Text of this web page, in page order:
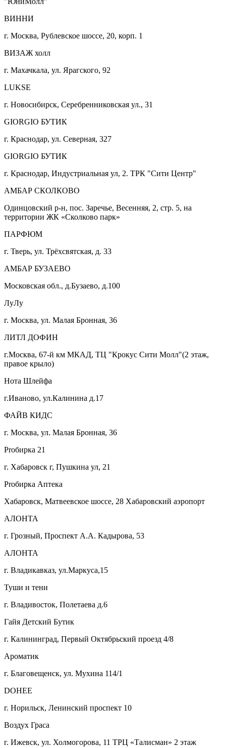
ВИННИ
г. Москва, Рублевское шоссе, 20, корп. 1
ВИЗАЖ холл
г. Махачкала, ул. Ярагского, 92
LUKSE
г. Новосибирск, Серебренниковская ул., 31
GIORGIO БУТИК
г. Краснодар, ул. Северная, 327
GIORGIO БУТИК
г. Краснодар, Индустриальная ул, 2. ТРК "Сити Центр"
АМБАР СКОЛКОВО
Одинцовский р-н, пос. Заречье, Весенняя, 2, стр. 5, на
территории ЖК «Сколково парк»
ПАРФЮМ
г. Тверь, ул. Трёхсвятская, д. 33
АМБАР БУЗАЕВО
Московская обл., д.Бузаево, д.100
ЛуЛу
г. Москва, ул. Малая Бронная, 36
ЛИТЛ ДОФИН
г.Москва, 67-й км МКАД, ТЦ "Крокус Сити Молл"(2 этаж,
правое крыло)
Нота Шлейфа
г.Иваново, ул.Калинина д.17
ФАЙВ КИДС
г. Москва, ул. Малая Бронная, 36
Proбирка 21
г. Хабаровск г, Пушкина ул, 21
Proбирка Аптека
Хабаровск, Матвеевское шоссе, 28 Хабаровский аэропорт
АЛОНТА
г. Грозный, Проспект А.А. Кадырова, 53
АЛОНТА
г. Владикавказ, ул.Маркуса,15
Туши и тени
г. Владивосток, Полетаева д.6
Гайя Детский Бутик
г. Калининград, Первый Октябрьский проезд 4/8
Ароматик
г. Благовещенск, ул. Мухина 114/1
DOHEE
г. Норильск, Ленинский проспект 10
Воздух Граса
г. Ижевск, ул. Холмогорова, 11 ТРЦ «Талисман» 2 этаж